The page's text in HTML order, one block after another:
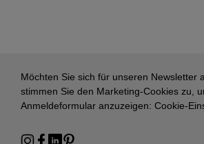
Möchten Sie sich für unseren Newsletter
stimmen Sie den Marketing-Cookies zu,
Anmeldeformular anzuzeigen: Cookie-